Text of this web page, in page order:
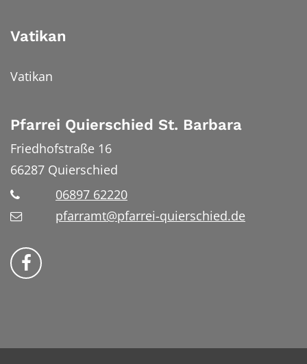
Vatikan
Vatikan
Pfarrei Quierschied St. Barbara
Friedhofstraße 16
66287 Quierschied
06897 62220
pfarramt@pfarrei-quierschied.de
Bistum Trier auf Facebook